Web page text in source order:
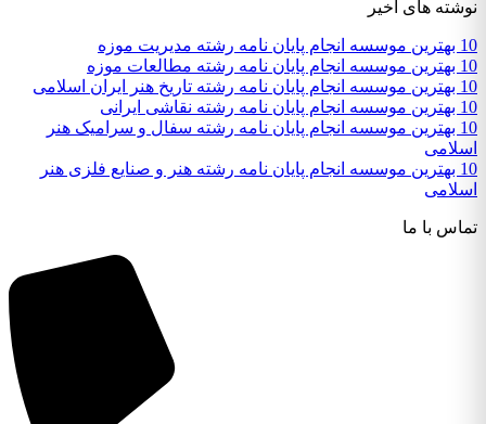
نوشته های اخیر
10 بهترین موسسه انجام پایان نامه رشته مدیریت موزه
10 بهترین موسسه انجام پایان نامه رشته مطالعات موزه
10 بهترین موسسه انجام پایان نامه رشته تاریخ هنر ایران اسلامی
10 بهترین موسسه انجام پایان نامه رشته نقاشی ایرانی
10 بهترین موسسه انجام پایان نامه رشته سفال و سرامیک هنر
اسلامی
10 بهترین موسسه انجام پایان نامه رشته هنر و صنایع فلزی هنر
اسلامی
تماس با ما